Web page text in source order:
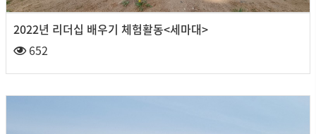
2022년 리더십 배우기 체험활동<세마대>
652